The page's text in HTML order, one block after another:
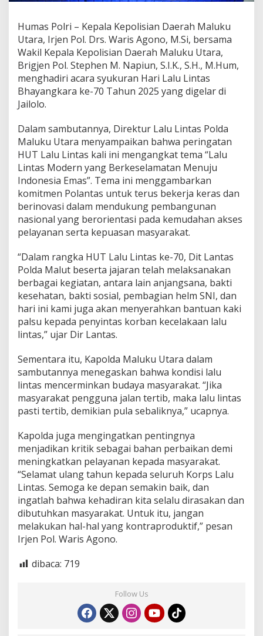
i
r
i
S
y
u
k
a
n
H
U
T
L
l
u
L
i
a
s
B
h
a
y
a
n
k
a
r
a
k
e
7
0
Humas Polri – Kepala Kepolisian Daerah Maluku
Utara, Irjen Pol. Drs. Waris Agono, M.Si, bersama
Wakil Kepala Kepolisian Daerah Maluku Utara,
Brigjen Pol. Stephen M. Napiun, S.I.K., S.H., M.Hum,
menghadiri acara syukuran Hari Lalu Lintas
Bhayangkara ke-70 Tahun 2025 yang digelar di
Jailolo.
Dalam sambutannya, Direktur Lalu Lintas Polda
Maluku Utara menyampaikan bahwa peringatan
HUT Lalu Lintas kali ini mengangkat tema “Lalu
Lintas Modern yang Berkeselamatan Menuju
Indonesia Emas”. Tema ini menggambarkan
komitmen Polantas untuk terus bekerja keras dan
berinovasi dalam mendukung pembangunan
nasional yang berorientasi pada kemudahan akses
pelayanan serta kepuasan masyarakat.
“Dalam rangka HUT Lalu Lintas ke-70, Dit Lantas
Polda Malut beserta jajaran telah melaksanakan
berbagai kegiatan, antara lain anjangsana, bakti
kesehatan, bakti sosial, pembagian helm SNI, dan
hari ini kami juga akan menyerahkan bantuan kaki
palsu kepada penyintas korban kecelakaan lalu
lintas,” ujar Dir Lantas.
Sementara itu, Kapolda Maluku Utara dalam
sambutannya menegaskan bahwa kondisi lalu
lintas mencerminkan budaya masyarakat. “Jika
masyarakat pengguna jalan tertib, maka lalu lintas
pasti tertib, demikian pula sebaliknya,” ucapnya.
Kapolda juga mengingatkan pentingnya
menjadikan kritik sebagai bahan perbaikan demi
meningkatkan pelayanan kepada masyarakat.
“Selamat ulang tahun kepada seluruh Korps Lalu
Lintas. Semoga ke depan semakin baik, dan
ingatlah bahwa kehadiran kita selalu dirasakan dan
dibutuhkan masyarakat. Untuk itu, jangan
melakukan hal-hal yang kontraproduktif,” pesan
Irjen Pol. Waris Agono.
dibaca: 719
Follow Us